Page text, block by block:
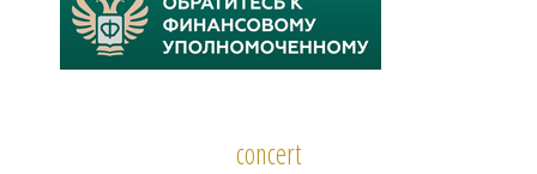
concert